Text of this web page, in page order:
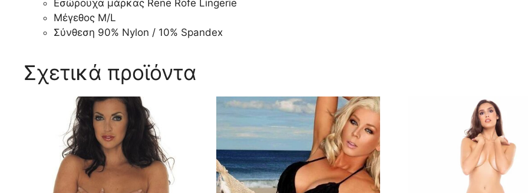
Εσώρουχα μάρκας Rene Rofe Lingerie
Μέγεθος M/L
Σύνθεση 90% Nylon / 10% Spandex
Σχετικά προϊόντα